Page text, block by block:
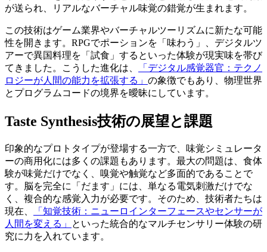
が送られ、リアルなバーチャル味覚の錯覚が生まれます。
この技術はゲーム業界やバーチャルツーリズムに新たな可能
性を開きます。RPGでポーションを「味わう」、デジタルツ
アーで異国料理を「試食」するといった体験が現実味を帯び
てきました。こうした進化は、
「デジタル感覚器官：テクノ
ロジーが人間の能力を拡張する」 の象徴でもあり、物理世界
とプログラムコードの境界を曖昧にしています。
Taste Synthesis技術の展望と課題
印象的なプロトタイプが登場する一方で、味覚シミュレータ
ーの商用化には多くの課題もあります。最大の問題は、食体
験が味覚だけでなく、嗅覚や触覚など多面的であることで
す。脳を完全に「だます」には、単なる電気刺激だけでな
く、複合的な感覚入力が必要です。そのため、技術者たちは
現在、
「知覚技術：ニューロインターフェースやセンサーが
人間を変える」
といった統合的なマルチセンサリー体験の研
究に力を入れています。